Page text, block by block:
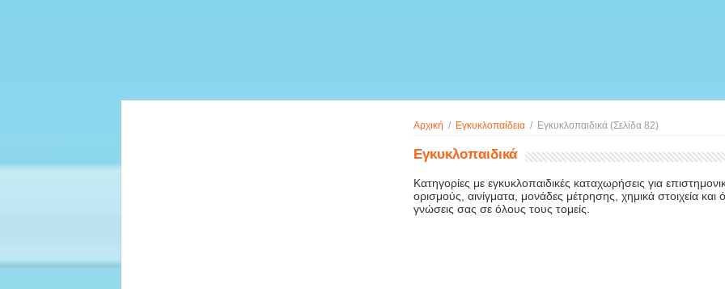
Αρχική / Εγκυκλοπαίδεια / Εγκυκλοπαιδικά(Σελίδα 82)
Εγκυκλοπαιδικά
Κατηγορίες με εγκυκλοπαιδικές καταχωρήσεις για
ορισμούς, αινίγματα, μονάδες μέτρησης, χημικά στοιχεία και
γνώσεις σας σε όλους τους τομείς.